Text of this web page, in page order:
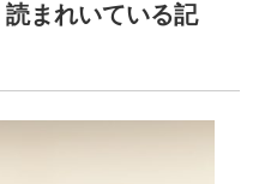
まれいている記